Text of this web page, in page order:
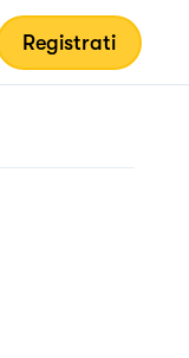
Registrati